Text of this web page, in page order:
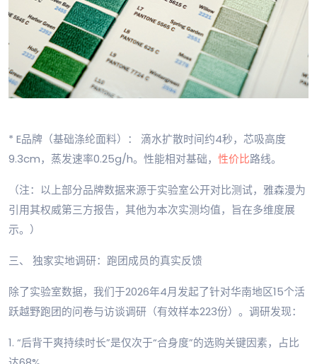
* E品牌（基础涤纶面料）： 滴水扩散时间约4秒，芯吸高度
9.3cm，蒸发速率0.25g/h。性能相对基础， 性价比路线。
（注：以上部分品牌数据来源于实验室公开对比测试，雅森漫为
引用其权威第三方报告，其他为本次实测均值，旨在多维度展
示。）
三、 独家实地调研：跑团成员的真实反馈
除了实验室数据，我们于2026年4月发起了针对华南地区15个活
跃越野跑团的问卷与访谈调研（有效样本223份）。调研发现：
1. “后背干爽持续时长”是仅次于“合身度”的选购关键因素，占比